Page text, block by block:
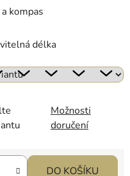
kompas
délka
Možnosti
doručení
DO KOŠÍKU